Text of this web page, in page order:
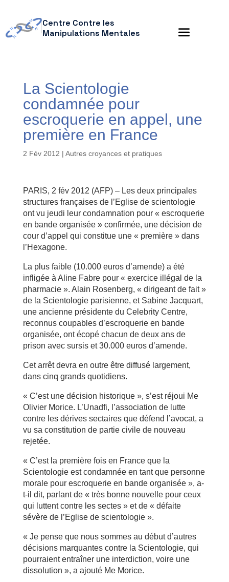
Centre Contre les
Manipulations Mentales
La Scientologie
condamnée pour
escroquerie en appel, une
première en France
2 Fév 2012 | Autres croyances et pratiques
PARIS, 2 fév 2012 (AFP) – Les deux principales
structures françaises de l’Eglise de scientologie
ont vu jeudi leur condamnation pour « escroquerie
en bande organisée » confirmée, une décision de
cour d’appel qui constitue une « première » dans
l’Hexagone.
La plus faible (10.000 euros d’amende) a été
infligée à Aline Fabre pour « exercice illégal de la
pharmacie ». Alain Rosenberg, « dirigeant de fait »
de la Scientologie parisienne, et Sabine Jacquart,
une ancienne présidente du Celebrity Centre,
reconnus coupables d’escroquerie en bande
organisée, ont écopé chacun de deux ans de
prison avec sursis et 30.000 euros d’amende.
Cet arrêt devra en outre être diffusé largement,
dans cinq grands quotidiens.
« C’est une décision historique », s’est réjoui Me
Olivier Morice. L’Unadfi, l’association de lutte
contre les dérives sectaires que défend l’avocat, a
vu sa constitution de partie civile de nouveau
rejetée.
« C’est la première fois en France que la
Scientologie est condamnée en tant que personne
morale pour escroquerie en bande organisée », a-
t-il dit, parlant de « très bonne nouvelle pour ceux
qui luttent contre les sectes » et de « défaite
sévère de l’Eglise de scientologie ».
« Je pense que nous sommes au début d’autres
décisions marquantes contre la Scientologie, qui
pourraient entraîner une interdiction, voire une
dissolution », a ajouté Me Morice.